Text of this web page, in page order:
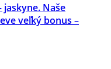
Naše
veľký bonus –